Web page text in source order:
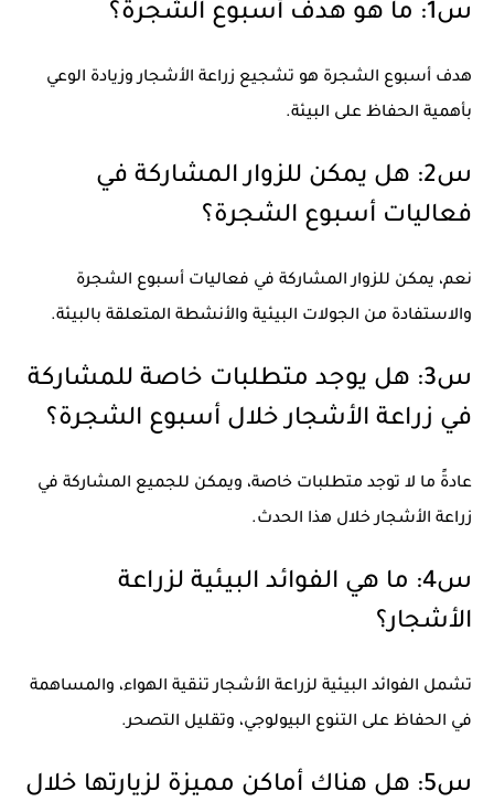
س1: ما هو هدف أسبوع الشجرة؟
هدف أسبوع الشجرة هو تشجيع زراعة الأشجار وزيادة الوعي
بأهمية الحفاظ على البيئة.
س2: هل يمكن للزوار المشاركة في
فعاليات أسبوع الشجرة؟
نعم، يمكن للزوار المشاركة في فعاليات أسبوع الشجرة
والاستفادة من الجولات البيئية والأنشطة المتعلقة بالبيئة.
س3: هل يوجد متطلبات خاصة للمشاركة
في زراعة الأشجار خلال أسبوع الشجرة؟
عادةً ما لا توجد متطلبات خاصة، ويمكن للجميع المشاركة في
زراعة الأشجار خلال هذا الحدث.
س4: ما هي الفوائد البيئية لزراعة
الأشجار؟
تشمل الفوائد البيئية لزراعة الأشجار تنقية الهواء، والمساهمة
في الحفاظ على التنوع البيولوجي، وتقليل التصحر.
س5: هل هناك أماكن مميزة لزيارتها خلال